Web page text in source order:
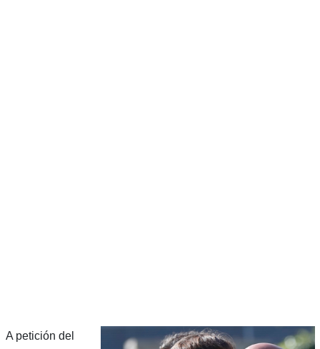
A petición del